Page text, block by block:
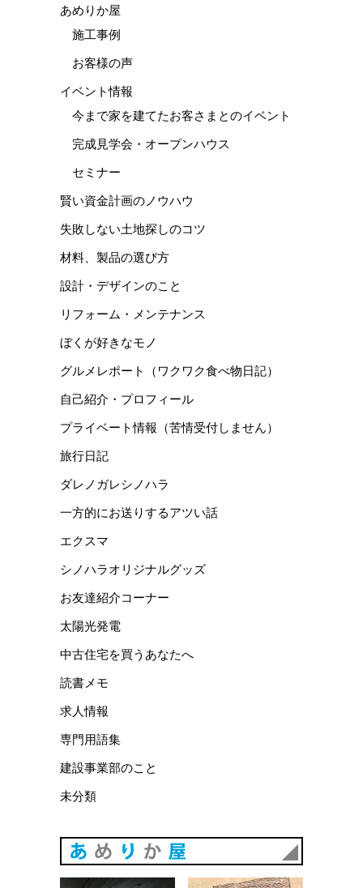
あめりか屋
施工事例
お客様の声
イベント情報
今まで家を建てたお客さまとのイベント
完成見学会・オープンハウス
セミナー
賢い資金計画のノウハウ
失敗しない土地探しのコツ
材料、製品の選び方
設計・デザインのこと
リフォーム・メンテナンス
ぼくが好きなモノ
グルメレポート（ワクワク食べ物日記）
自己紹介・プロフィール
プライベート情報（苦情受付しません）
旅行日記
ダレノガレシノハラ
一方的にお送りするアツい話
エクスマ
シノハラオリジナルグッズ
お友達紹介コーナー
太陽光発電
中古住宅を買うあなたへ
読書メモ
求人情報
専門用語集
建設事業部のこと
未分類
あめりか屋WEBサイト